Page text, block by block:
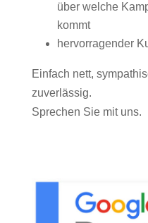
über welche
kommt
hervorragender
Einfach nett,
zuverlässig.
Sprechen Sie mit uns.